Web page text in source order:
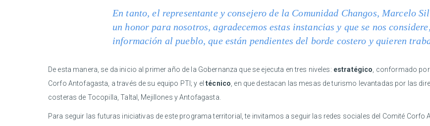
En tanto, el representante y consejero de la Comunidad Changos, Marcelo
un honor para nosotros, agradecemos estas instancias y que se nos
información al pueblo, que están pendientes del borde costero y quieren
De esta manera, se da inicio al primer año de la Gobernanza que se ejecuta en tres niveles: estratégico , conformado
Corfo Antofagasta, a través de su equipo PTI; y eltécnico , en que destacan las mesas de turismo levantadas por las
costeras de Tocopilla, Taltal, Mejillones y Antofagasta.
Para seguir las futuras iniciativas de este programa territorial, te invitamos a seguir las redes sociales del Comité Corfo